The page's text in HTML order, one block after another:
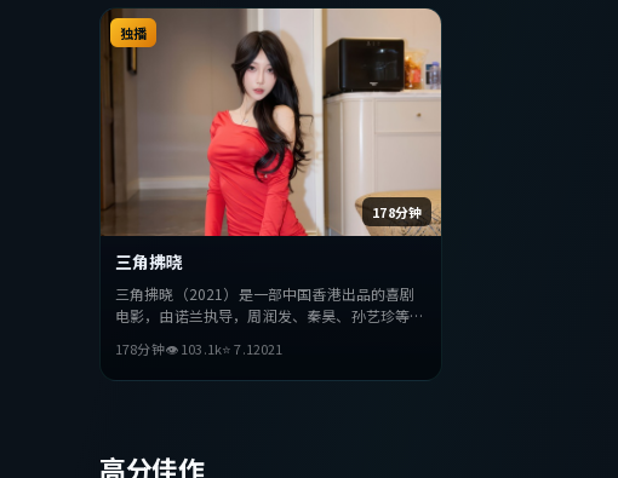
178分钟
独播
三角拂晓
三角拂晓（2021）是一部中国香港出品的喜剧
电影，由诺兰执导，周润发、秦昊、孙艺珍等主
抉择，节奏张弛有度，适合喜欢该类型的观众完
整观看。
178分钟👁103.1k⭐7.12021
高分佳作